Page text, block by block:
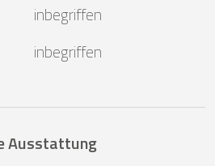
inbegriffen
inbegriffen
Ausstattung